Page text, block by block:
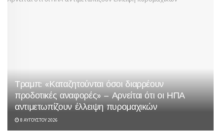
Τραμπ: «Καταζητούνται όσοι διαρρέουν
προδοτικές αναφορές» – Αρνείται ότι οι ΗΠΑ
αντιμετωπίζουν έλλειψη πυρομαχικών
8 ΑΥΓΟΎΣΤΟΥ 2026